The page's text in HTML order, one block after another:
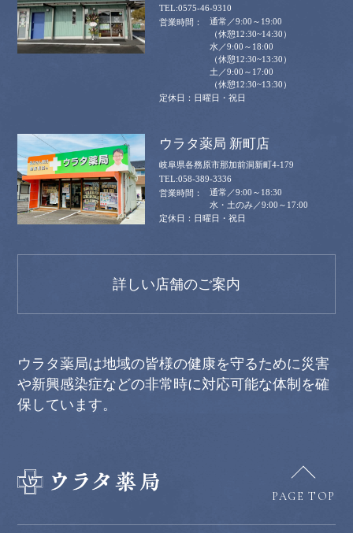
0575-46-9310
通常／9:00～19:00
（休憩12:30~14:30）
水／9:00～18:00
（休憩12:30~13:30）
土／9:00～17:00
（休憩12:30~13:30）
日曜日・祝日
ウラタ薬局 新町店
岐阜県各務原市那加前洞新町4-179
058-389-3336
通常／9:00～18:30
水・土のみ／9:00～17:00
日曜日・祝日
詳しい店舗のご案内
ウラタ薬局は地域の皆様の健康を守るために災害
や新興感染症などの非常時に対応可能な体制を確
保しています。
PAGE TOP